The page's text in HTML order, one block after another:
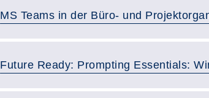
MS Teams in der Büro- und
Future Ready: Prompting Essentials: